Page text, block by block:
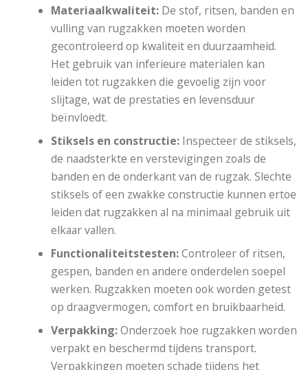
Materiaalkwaliteit: De stof, ritsen, banden en
vulling van rugzakken moeten worden
gecontroleerd op kwaliteit en duurzaamheid.
Het gebruik van inferieure materialen kan
leiden tot rugzakken die gevoelig zijn voor
slijtage, wat de prestaties en levensduur
beïnvloedt.
Stiksels en constructie: Inspecteer de stiksels,
de naadsterkte en verstevigingen zoals de
banden en de onderkant van de rugzak. Slechte
stiksels of een zwakke constructie kunnen ertoe
leiden dat rugzakken al na minimaal gebruik uit
elkaar vallen.
Functionaliteitstesten:Controleer of ritsen,
gespen, banden en andere onderdelen soepel
werken. Rugzakken moeten ook worden getest
op draagvermogen, comfort en bruikbaarheid.
Verpakking:Onderzoek hoe rugzakken worden
verpakt en beschermd tijdens transport.
Verpakkingen moeten schade tijdens het